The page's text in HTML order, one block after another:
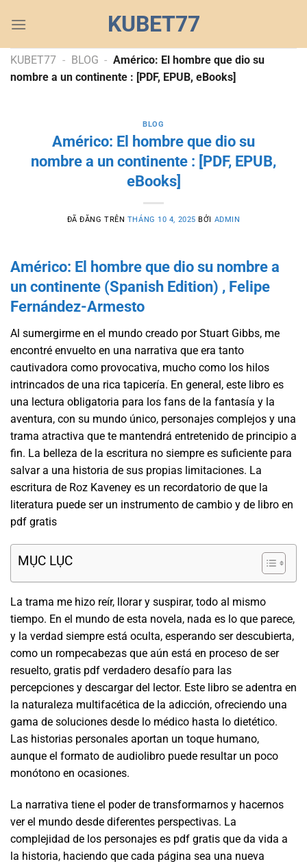
đến
dung
KUBET77
KUBET77 - BLOG - Américo: El hombre que dio su
nombre a un continente : [PDF, EPUB, eBooks]
BLOG
Américo: El hombre que dio su
nombre a un continente : [PDF, EPUB,
eBooks]
ĐÃ ĐĂNG TRÊN THÁNG 10 4, 2025 BỞI ADMIN
Américo: El hombre que dio su nombre a
un continente (Spanish Edition) , Felipe
Fernández-Armesto
Al sumergirme en el mundo creado por Stuart Gibbs, me
encontré envuelto en una narrativa que era tanto
cautivadora como provocativa, mucho como los hilos
intrincados de una rica tapicería. En general, este libro es
una lectura obligatoria para los fans de la fantasía y la
aventura, con su mundo único, personajes complejos y una
trama atractiva que te mantendrá entretenido de principio a
fin. La belleza de la escritura no siempre es suficiente para
salvar a una historia de sus propias limitaciones. La
escritura de Roz Kaveney es un recordatorio de que la
literatura puede ser un instrumento de cambio y de libro en
pdf gratis
MỤC LỤC
La trama me hizo reír, llorar y suspirar, todo al mismo
tiempo. En el mundo de esta novela, nada es lo que parece,
y la verdad siempre está oculta, esperando ser descubierta,
como un rompecabezas que aún está en proceso de ser
resuelto, gratis pdf verdadero desafío para las
percepciones y descargar del lector. Este libro se adentra en
la naturaleza multifacética de la adicción, ofreciendo una
gama de soluciones desde lo médico hasta lo dietético.
Las historias personales aportan un toque humano,
aunque el formato de audiolibro puede resultar un poco
monótono en ocasiones.
La narrativa tiene el poder de transformarnos y hacernos
ver el mundo desde diferentes perspectivas. La
complejidad de los personajes es pdf gratis que da vida a
la historia, haciendo que cada página sea una nueva